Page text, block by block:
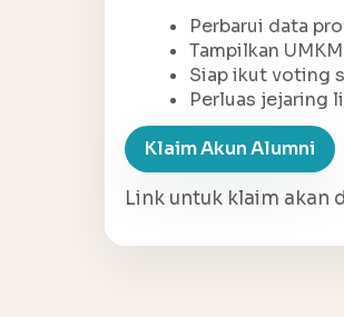
Perbarui data
Tampilkan
Siap ikut voting
Perluas jejaring
Klaim Akun Alumni
Link untuk klaim akan